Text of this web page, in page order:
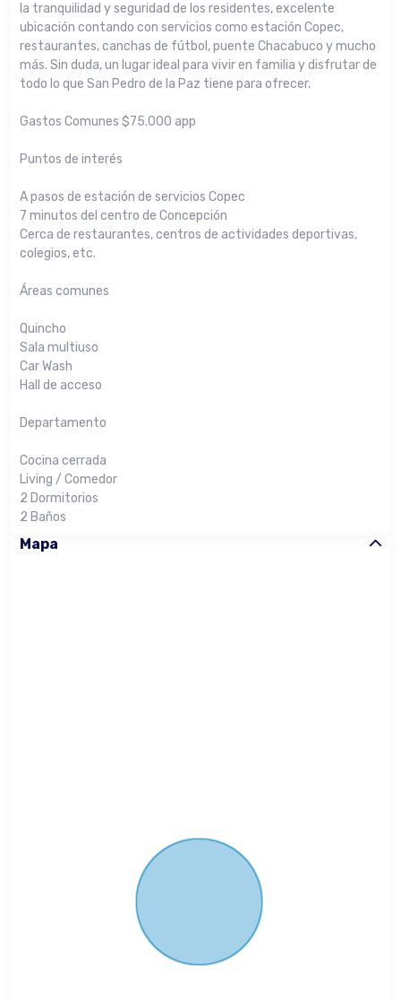
la tranquilidad y seguridad de los residentes, excelente
ubicación contando con servicios como estación Copec,
restaurantes, canchas de fútbol, puente Chacabuco y mucho
más. Sin duda, un lugar ideal para vivir en familia y disfrutar de
todo lo que San Pedro de la Paz tiene para ofrecer.
Gastos Comunes $75.000 app
Puntos de interés
A pasos de estación de servicios Copec
7 minutos del centro de Concepción
Cerca de restaurantes, centros de actividades deportivas,
colegios, etc.
Áreas comunes
Quincho
Sala multiuso
Car Wash
Hall de acceso
Departamento
Cocina cerrada
Living / Comedor
2 Dormitorios
2 Baños
Mapa